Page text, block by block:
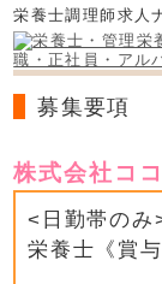
栄養士調理師求人
募集要項
株式会社コ
<日勤帯のみ
栄養士《賞与